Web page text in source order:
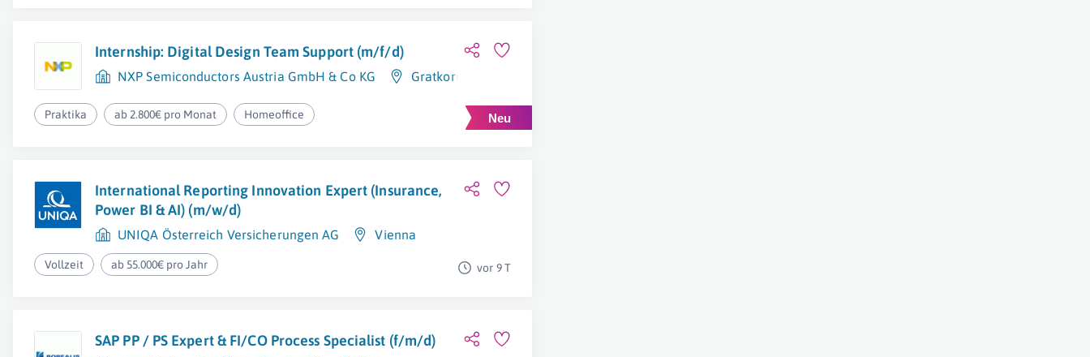
Internship: Digital Design Team Support (m/f/d)
NXP Semiconductors Austria GmbH & Co KG Gratkorn
Praktika ab 2.800€ pro Monat Homeoffice
International Reporting Innovation Expert (Insurance,
Power BI & AI) (m/w/d)
UNIQA Österreich Versicherungen AG Vienna
Vollzeit ab 55.000€ pro Jahr vor 9 T
SAP PP / PS Expert & FI/CO Process Specialist (f/m/d)